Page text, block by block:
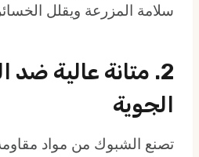
سلامة المزرعة ويقلل
2. متانة عالية ضد
الجوية
تصنع الشبوك من مواد